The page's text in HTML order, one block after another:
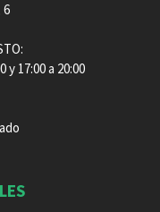
y 17:00 a 20:00